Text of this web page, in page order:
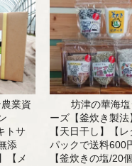
業資
トサ
添
【メ
坊津の華海塩
ーズ【釜炊き製法
【天日干し】【レ
パックで送料600
【釜炊きの塩/20個